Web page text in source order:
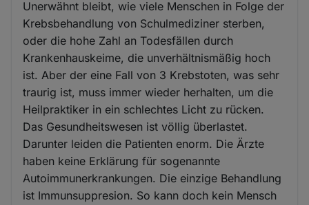
Unerwähnt bleibt, wie viele Menschen in Folge der
Krebsbehandlung von Schulmediziner sterben,
oder die hohe Zahl an Todesfällen durch
Krankenhauskeime, die unverhältnismäßig hoch
ist. Aber der eine Fall von 3 Krebstoten, was sehr
traurig ist, muss immer wieder herhalten, um die
Heilpraktiker in ein schlechtes Licht zu rücken.
Das Gesundheitswesen ist völlig überlastet.
Darunter leiden die Patienten enorm. Die Ärzte
haben keine Erklärung für sogenannte
Autoimmunerkrankungen. Die einzige Behandlung
ist Immunsuppresion. So kann doch kein Mensch